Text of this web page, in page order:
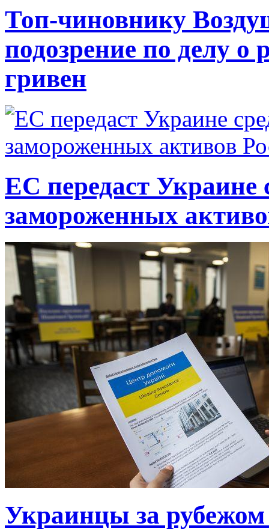
Топ-чиновнику
подозрение по делу о
гривен
ЕС передаст Украине
замороженных
Украинцы за рубежом